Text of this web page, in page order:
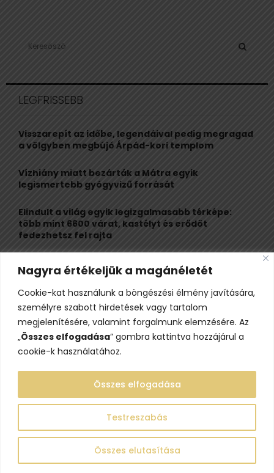
Nagyra értékeljük a magánéletét
Cookie-kat használunk a böngészési élmény javítására,
személyre szabott hirdetések vagy tartalom
megjelenítésére, valamint forgalmunk elemzésére. Az
„Összes elfogadása” gombra kattintva hozzájárul a
cookie-k használatához.
Testreszabás
Összes elutasítása
Összes elfogadása
h
o
r
LEGFRISSEBB
Visszarepít az időbe, legendáival pedig megragad
a völgyben megbújó Árpád-kori templom
Vízhiány miatt bezárták a Mátra egyik
legismertebb gyógyvizű forrását
Elindult a világ egyik legizgalmasabb térképe:
több mint 6600 várat, kastélyt és erődöt
fedezhetsz fel rajta
Kigyulladt a Szőke Tisza legendás hajóroncsa,
nagy erőkkel vonultak a tűzoltók
Életveszélyes fenyegetést kapott, elmarad Majka
erdélyi koncertje
@2023 - www.lelepo.hu. Minden jog fenntartva.
Adatvédelem Szerzői jogok Impresszum